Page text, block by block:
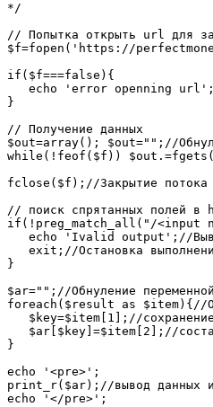
*/
// Попытка открыть url для
$f=fopen('https://
if($f===false){
echo 'error openning
}
// Получение данных
$out=array(); $out="";//
while(!feof($f))
fclose($f);//Закрытие потока
// поиск спрятанных полей в
if(!preg_match_all("/<input
echo 'Ivalid output';//
exit;//Остановка
}
$ar="";//Обнуление переменной
foreach($result as $item){//
$key=$item[1];//
$ar[$key]=$item[2];//
}
echo '<pre>';
print_r($ar);//вывод данных
echo '</pre>';